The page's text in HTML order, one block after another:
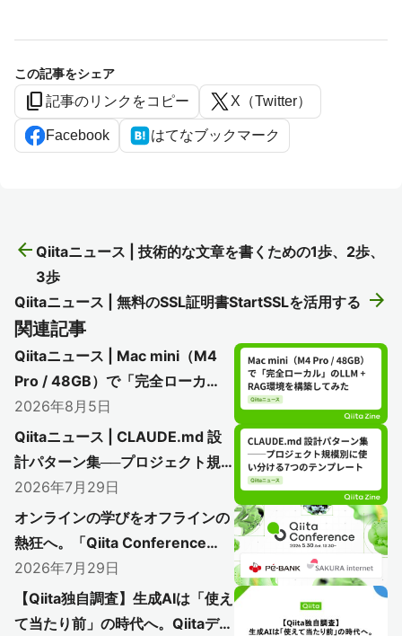
この記事をシェア
content_copy 記事のリンクをコピー X（Twitter）
Facebook はてなブックマーク
arrow_back Qiitaニュース | 技術的な文章を書くための1歩、2歩、
3歩
arrow_forward
Qiitaニュース | 無料のSSL証明書StartSSLを活用する
関連記事
Qiitaニュース | Mac mini（M4
Pro / 48GB）で「完全ローカ
ル」のLLM + RAG環境を構築し
てみた
2026年8月5日
Qiitaニュース | CLAUDE.md 設
計パターン集──プロジェクト規
模別に使い分ける7つのテンプレ
ート
2026年7月29日
オンラインの学びをオフラインの
熱狂へ。「Qiita Conference
2026」で初のアフターイベント
開催レポート
〜AI時代のエンジニアリングを語り尽く
2026年7月29日
【Qiita独自調査】生成AIは「使え
て当たり前」の時代へ。Qiitaデー